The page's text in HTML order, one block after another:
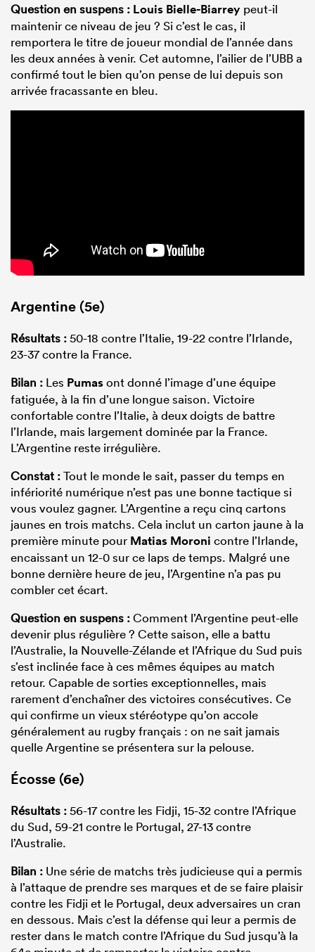
Question en suspens : Louis Bielle-Biarrey peut-il
maintenir ce niveau de jeu ? Si c’est le cas, il
remportera le titre de joueur mondial de l’année dans
les deux années à venir. Cet automne, l’ailier de l’UBB a
confirmé tout le bien qu’on pense de lui depuis son
arrivée fracassante en bleu.
Argentine (5e)
Résultats :50-18 contre l’Italie, 19-22 contre l’Irlande,
23-37 contre la France.
Bilan : Les Pumasont donné l’image d’une équipe
fatiguée, à la fin d’une longue saison. Victoire
confortable contre l’Italie, à deux doigts de battre
l’Irlande, mais largement dominée par la France.
L’Argentine reste irrégulière.
Constat :Tout le monde le sait, passer du temps en
infériorité numérique n’est pas une bonne tactique si
vous voulez gagner. L’Argentine a reçu cinq cartons
jaunes en trois matchs. Cela inclut un carton jaune à la
première minute pour Matias Moroni contre l’Irlande,
encaissant un 12-0 sur ce laps de temps. Malgré une
bonne dernière heure de jeu, l’Argentine n’a pas pu
combler cet écart.
Question en suspens :Comment l’Argentine peut-elle
devenir plus régulière ? Cette saison, elle a battu
l’Australie, la Nouvelle-Zélande et l’Afrique du Sud puis
s’est inclinée face à ces mêmes équipes au match
retour. Capable de sorties exceptionnelles, mais
rarement d’enchaîner des victoires consécutives. Ce
qui confirme un vieux stéréotype qu’on accole
généralement au rugby français : on ne sait jamais
quelle Argentine se présentera sur la pelouse.
Écosse (6e)
Résultats :56-17 contre les Fidji, 15-32 contre l’Afrique
du Sud, 59-21 contre le Portugal, 27-13 contre
l’Australie.
Bilan : Une série de matchs très judicieuse qui a permis
à l’attaque de prendre ses marques et de se faire plaisir
contre les Fidji et le Portugal, deux adversaires un cran
en dessous. Mais c’est la défense qui leur a permis de
rester dans le match contre l’Afrique du Sud jusqu’à la